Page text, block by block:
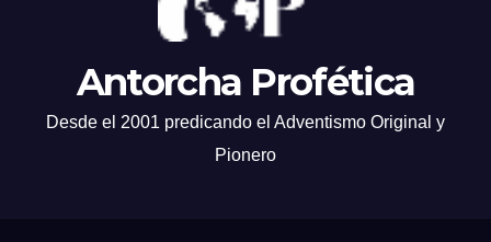
Antorcha Profética
Desde el 2001 predicando el Adventismo Original y
Pionero